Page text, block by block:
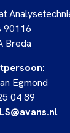
90116
Breda
Egmond
04 89